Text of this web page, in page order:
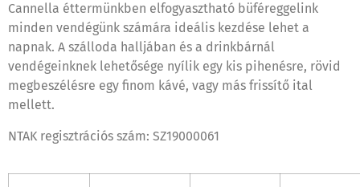
Cannella éttermünkben elfogyasztható büféreggelink
minden vendégünk számára ideális kezdése lehet a
napnak. A szálloda halljában és a drinkbárnál
vendégeinknek lehetősége nyílik egy kis pihenésre, rövid
megbeszélésre egy finom kávé, vagy más frissítő ital
mellett.
NTAK regisztrációs szám: SZ19000061